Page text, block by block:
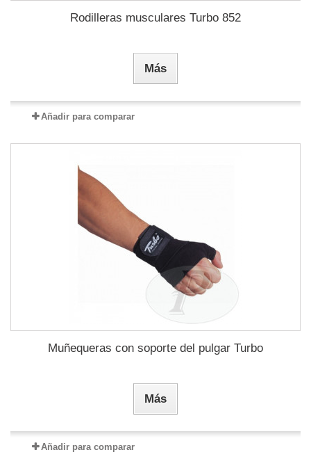
Rodilleras musculares Turbo 852
Más
Añadir para comparar
Muñequeras con soporte del pulgar Turbo
Más
Añadir para comparar